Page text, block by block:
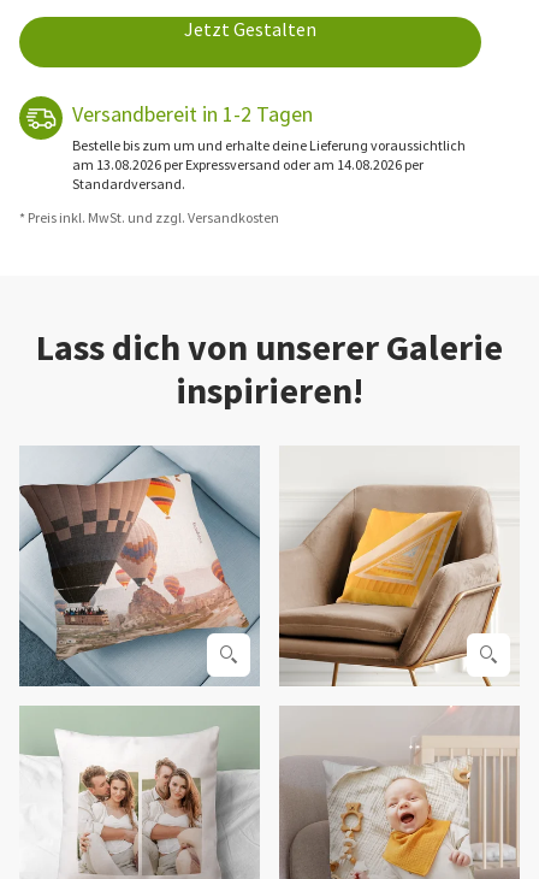
Jetzt Gestalten
Versandbereit in 1-2 Tagen
Bestelle bis zum um und erhalte deine Lieferung voraussichtlich
am 13.08.2026 per Expressversand oder am 14.08.2026 per
Standardversand.
* Preis inkl. MwSt. und zzgl. Versandkosten
Lass dich von unserer Galerie
inspirieren!